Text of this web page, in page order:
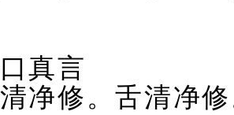
真言
净修。舌清净